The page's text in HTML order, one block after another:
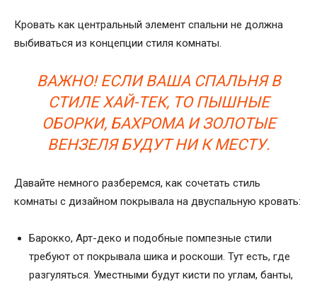
Кровать как центральный элемент спальни не должна
выбиваться из концепции стиля комнаты.
ВАЖНО! ЕСЛИ ВАША СПАЛЬНЯ В
СТИЛЕ ХАЙ-ТЕК, ТО ПЫШНЫЕ
ОБОРКИ, БАХРОМА И ЗОЛОТЫЕ
ВЕНЗЕЛЯ БУДУТ НИ К МЕСТУ.
Давайте немного разберемся, как сочетать стиль
комнаты с дизайном покрывала на двуспальную кровать:
Барокко, Арт-деко и подобные помпезные стили
требуют от покрывала шика и роскоши. Тут есть, где
разгуляться. Уместными будут кисти по углам, банты,